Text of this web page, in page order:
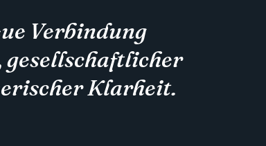
Verbindung
gesellschaftlicher
Klarheit.